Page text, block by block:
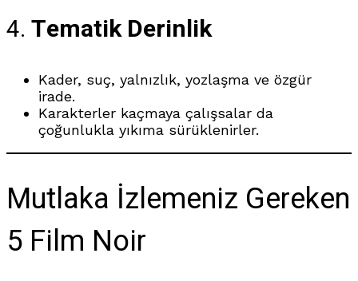
4. Tematik Derinlik
Kader, suç, yalnızlık, yozlaşma ve özgür
irade.
Karakterler kaçmaya çalışsalar da
çoğunlukla yıkıma sürüklenirler.
Mutlaka İzlemeniz Gereken
5 Film Noir